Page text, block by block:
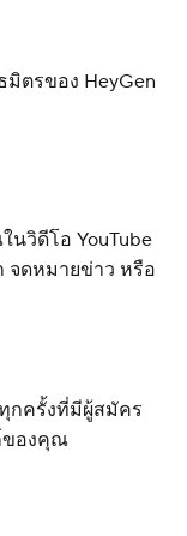
ตรของ HeyGen
วิดีโอ YouTube
จดหมายข่าว หรือ
กครั้งที่มีผู้สมัคร
ของคุณ